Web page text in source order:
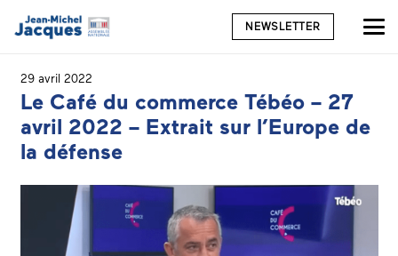
NEWSLETTER
29 avril 2022
Le Café du commerce Tébéo – 27
avril 2022 – Extrait sur l’Europe de
la défense